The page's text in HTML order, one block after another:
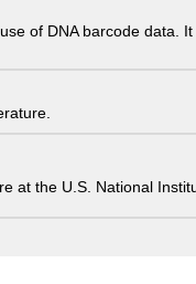
of DNA barcode data.
at the U.S. National